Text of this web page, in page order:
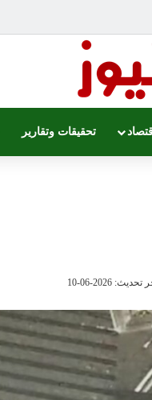
تحقيقات وتقارير
تحديث: 2026-06-10